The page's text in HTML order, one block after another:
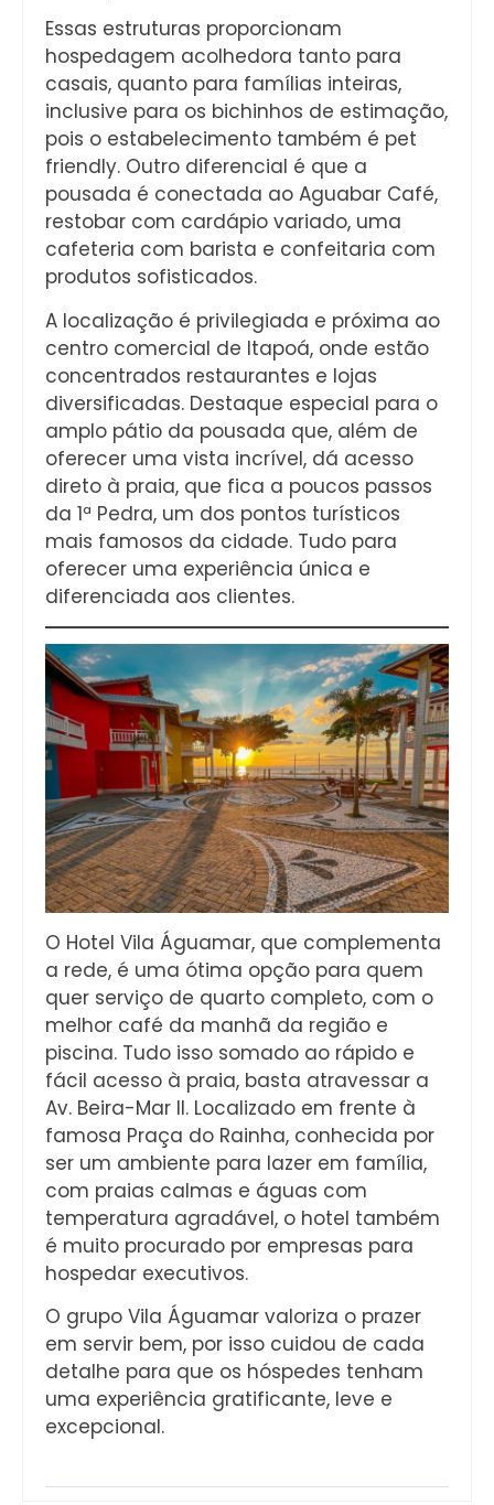
Essas estruturas proporcionam
hospedagem acolhedora tanto para
casais, quanto para famílias inteiras,
inclusive para os bichinhos de estimação,
pois o estabelecimento também é pet
friendly. Outro diferencial é que a
pousada é conectada ao Aguabar Café,
restobar com cardápio variado, uma
cafeteria com barista e confeitaria com
produtos sofisticados.
A localização é privilegiada e próxima ao
centro comercial de Itapoá, onde estão
concentrados restaurantes e lojas
diversificadas. Destaque especial para o
amplo pátio da pousada que, além de
oferecer uma vista incrível, dá acesso
direto à praia, que fica a poucos passos
da 1ª Pedra, um dos pontos turísticos
mais famosos da cidade. Tudo para
oferecer uma experiência única e
diferenciada aos clientes.
O Hotel Vila Águamar, que complementa
a rede, é uma ótima opção para quem
quer serviço de quarto completo, com o
melhor café da manhã da região e
piscina. Tudo isso somado ao rápido e
fácil acesso à praia, basta atravessar a
Av. Beira-Mar II. Localizado em frente à
famosa Praça do Rainha, conhecida por
ser um ambiente para lazer em família,
com praias calmas e águas com
temperatura agradável, o hotel também
é muito procurado por empresas para
hospedar executivos.
O grupo Vila Águamar valoriza o prazer
em servir bem, por isso cuidou de cada
detalhe para que os hóspedes tenham
uma experiência gratificante, leve e
excepcional.